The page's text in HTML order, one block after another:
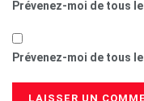
Prévenez-moi de tous
Prévenez-moi de tous